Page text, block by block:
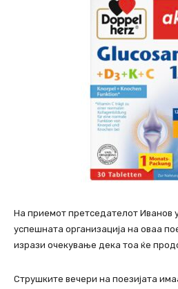
На приемот претседателот Иванов
успешната организација на оваа
изрази очекување дека тоа ќе
Струшките вечери на поезијата